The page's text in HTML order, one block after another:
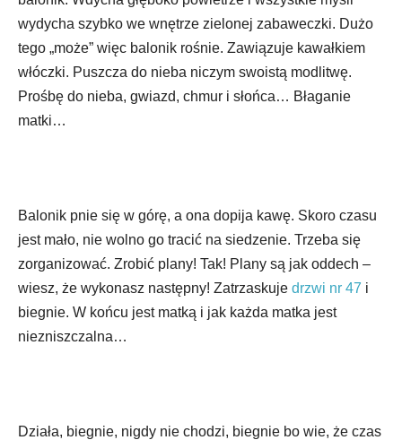
wydycha szybko we wnętrze zielonej zabaweczki. Dużo
tego „może” więc balonik rośnie. Zawiązuje kawałkiem
włóczki. Puszcza do nieba niczym swoistą modlitwę.
Prośbę do nieba, gwiazd, chmur i słońca… Błaganie
matki…
Balonik pnie się w górę, a ona dopija kawę. Skoro czasu
jest mało, nie wolno go tracić na siedzenie. Trzeba się
zorganizować. Zrobić plany! Tak! Plany są jak oddech –
wiesz, że wykonasz następny! Zatrzaskuje drzwi nr 47 i
biegnie. W końcu jest matką i jak każda matka jest
niezniszczalna…
Działa, biegnie, nigdy nie chodzi, biegnie bo wie, że czas